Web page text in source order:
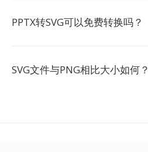
PPTX转SVG可以免费转换吗？
SVG文件与PNG相比大小如何？